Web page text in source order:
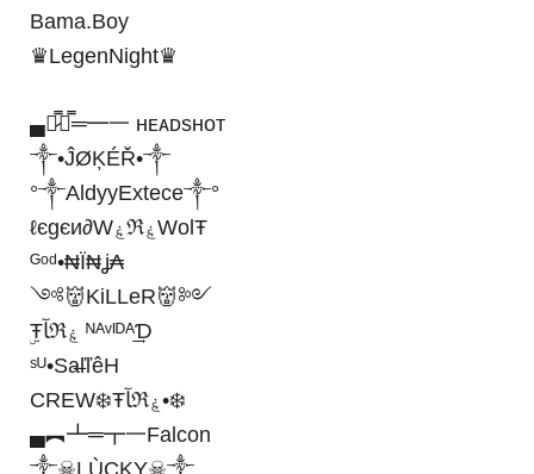
Bama.Boy
♛LegenNight♛
▄︻̷̿┻̿═━一 ʜᴇᴀᴅsʜᴏᴛ
༒•ĴØĶÉŘ•༒
°༒AldyyExtece༒°
ℓєgєи∂WۼℜۼWolŦ
ᴳᵒᵈ•₦Ї₦ʝ₳
༺👹KiLLeR👹༻
ۣŦﺂℜۼ ᴺᴬᵛᴵᴰᴬ͢͢Ɗ
ˢᵁ•Sa̶ľľêH
CREW❄️Ŧﺂℜۼ•❄️
▄︻┻═┳一Falcon
༒☠︎LÙÇKY☠︎༒